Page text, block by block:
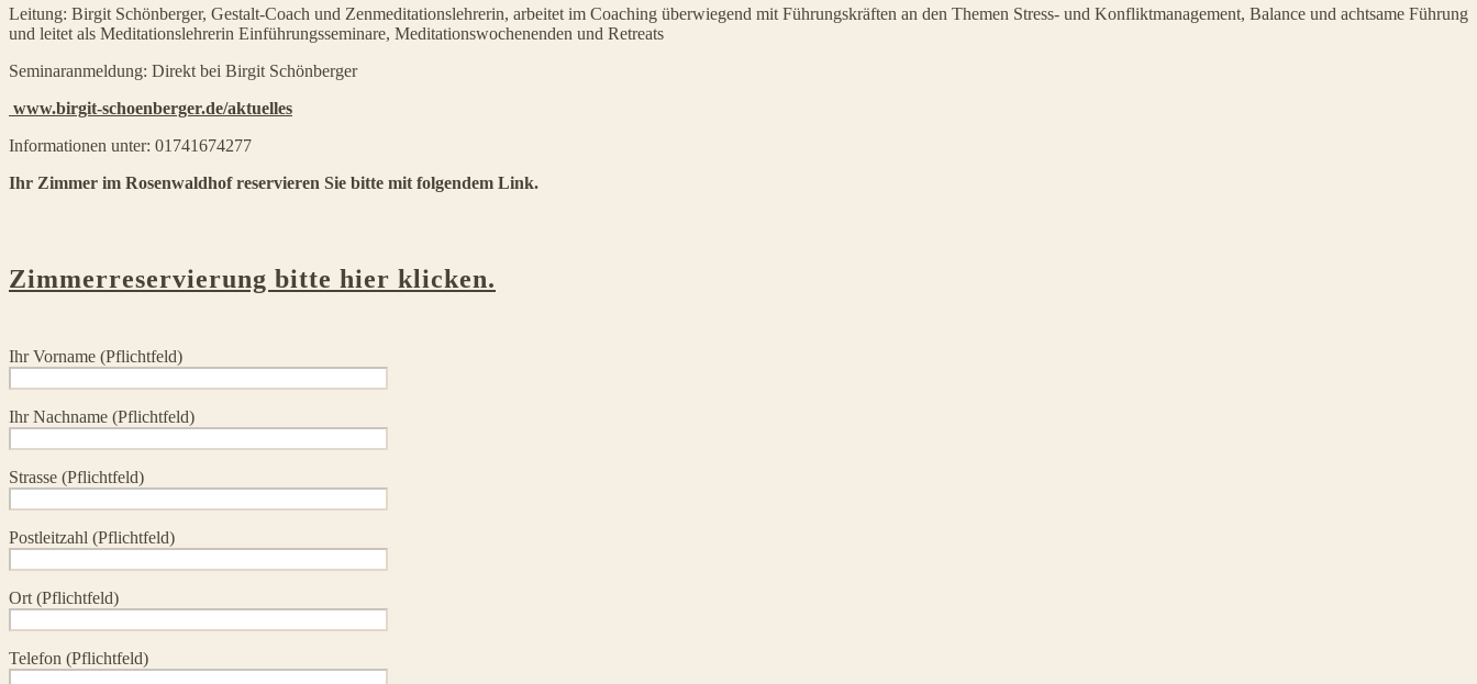
Leitung: Birgit Schönberger, Gestalt-Coach und Zenmeditationslehrerin, arbeitet im Coaching überwiegend mit Führungskräften an den Themen Stress- und Konfliktmanagement, Balance und achtsame Führung
und leitet als Meditationslehrerin Einführungsseminare, Meditationswochenenden und Retreats
Seminaranmeldung: Direkt bei Birgit Schönberger
www.birgit-schoenberger.de/aktuelles
Informationen unter: 01741674277
Ihr Zimmer im Rosenwaldhof reservieren Sie bitte mit folgendem Link.
Zimmerreservierung bitte hier klicken.
Ihr Vorname (Pflichtfeld)
Ihr Nachname (Pflichtfeld)
Strasse (Pflichtfeld)
Postleitzahl (Pflichtfeld)
Ort (Pflichtfeld)
Telefon (Pflichtfeld)